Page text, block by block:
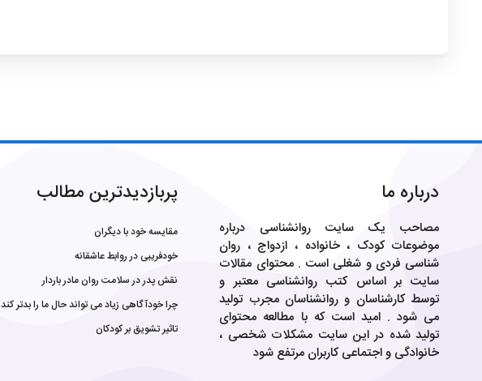
درباره ما
مصاحب یک سایت روانشناسی درباره
موضوعات کودک ، خانواده ، ازدواج ، روان
شناسی فردی و شغلی است . محتوای مقالات
سایت بر اساس کتب روانشناسی معتبر و
توسط کارشناسان و روانشناسان مجرب تولید
می شود . امید است که با مطالعه محتوای
تولید شده در این سایت مشکلات شخصی ،
خانوادگی و اجتماعی کاربران مرتفع شود
پربازدیدترین مطالب
مقایسه خود با دیگران
خودفریبی در روابط عاشقانه
نقش پدر در سلامت روان مادر باردار
چرا خودآگاهی زیاد می تواند حال ما را بدتر کند
تاثیر تشویق بر کودکان